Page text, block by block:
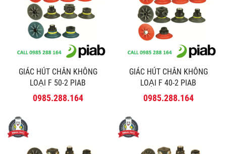
GIÁC HÚT CHÂN KHÔNG
LOẠI F 50-2 PIAB
0985.288.164
GIÁC HÚT CHÂN KHÔNG
LOẠI F 40-2 PIAB
0985.288.164